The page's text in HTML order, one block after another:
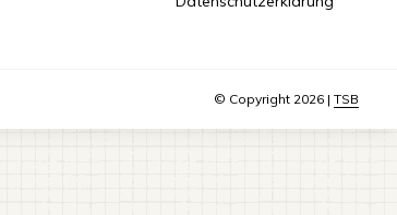
© Copyright 2026 | TSB